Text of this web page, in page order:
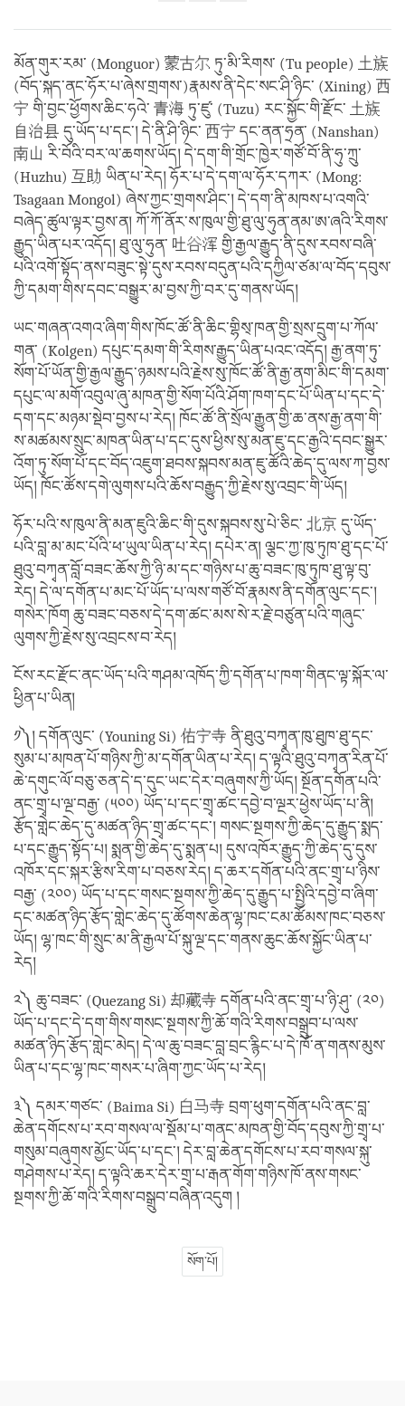
on
facebook
མོན་གུར་རམ་ (Monguor) 蒙古尔 ཏུ་མི་རིགས་ (Tu people) 土族
(བོད་སྐད་ནང་ཧོར་པ་ཞེས་གྲགས་)རྣམས་ནི་དེང་སང་ཤི་ཉིང་ (Xining) 西
宁 གི་བྱང་ཕྱོགས་ཆིང་ཧའེ་ 青海 ཏུ་ཛུ་ (Tuzu) རང་སྐྱོང་གི་རྫོང་ 土族
自治县 དུ་ཡོད་པ་དང་། དེ་ནི་ཤི་ཉིང་ 西宁 དང་ནན་ཧྲན་ (Nanshan)
南山 རི་བོའི་བར་ལ་ཆགས་ཡོད། དེ་དག་གི་གྲོང་ཁྱེར་གཙོ་བོ་ནི་ཧུ་ཀྲུ་
(Huzhu) 互助 ཡིན་པ་རེད། ཧོར་པ་དེ་དག་ལ་ཧོར་དཀར་ (Mong:
Tsagaan Mongol) ཞེས་ཀྱང་གྲགས་ཤིང་། དེ་དག་ནི་མཁས་པ་འགའི་
བཞེད་ཚུལ་ལྟར་བྱས་ན། ཀོ་ཀོ་ནོར་ས་ཁུལ་གྱི་ཐུ་ལུ་ཧུན་ནམ་ཨ་ཞའི་རིགས་
རྒྱུད་ཡིན་པར་འདོད། ཐུ་ལུ་ཧུན་ 吐谷浑 གྱི་རྒྱལ་རྒྱུད་ནི་དུས་རབས་བཞི་
པའི་འགོ་སྟོད་ནས་བཟུང་སྟེ་དུས་རབས་བདུན་པའི་དཀྱིལ་ཙམ་ལ་བོད་དབུས་
ཀྱི་དམག་གིས་དབང་བསྒྱུར་མ་བྱས་ཀྱི་བར་དུ་གནས་ཡོད།
ཡང་གཞན་འགའ་ཞིག་གིས་ཁོང་ཚོ་ནི་ཆིང་གྷིས྄་ཁན་གྱི་སྲས་དྲུག་པ་ཀོལ་
གན་ (Kolgen) དཔུང་དམག་གི་རིགས་རྒྱུད་ཡིན་པའང་འདོད། རྒྱ་ནག་ཏུ་
སོག་པོ་ཡོན་གྱི་རྒྱལ་རྒྱུད་ཉམས་པའི་རྗེས་སུ་ཁོང་ཚོ་ནི་རྒྱ་ནག་མིང་གི་དམག་
དཔུང་ལ་མགོ་འབུལ་ཞུ་མཁན་གྱི་སོག་པོའི་ཤོག་ཁག་དང་པོ་ཡིན་པ་དང་དེ་
དག་དང་མཉམ་སྡེབ་བྱས་པ་རེད། ཁོང་ཚོ་ནི་སྲོལ་རྒྱུན་གྱི་ཆ་ནས་རྒྱ་ནག་གི་
ས་མཚམས་སྲུང་མཁན་ཡིན་པ་དང་དུས་ཕྱིས་སུ་མན་ཇུ་དང་རྒྱའི་དབང་སྒྱུར་
འོག་ཏུ་སོག་པོ་དང་བོད་འཇུག་ཐབས་སྐབས་མན་ཇུ་ཚོའི་ཆེད་དུ་ལས་ཀ་བྱས་
ཡོད། ཁོང་ཚོས་དགེ་ལུགས་པའི་ཆོས་བརྒྱུད་ཀྱི་རྗེས་སུ་འབྲང་གི་ཡོད།
ཧོར་པའི་ས་ཁུལ་ནི་མན་ཇུའི་ཆིང་གི་དུས་སྐབས་སུ་པེ་ཅིང་ 北京 དུ་ཡོད་
པའི་བླ་མ་མང་པོའི་ཕ་ཡུལ་ཡིན་པ་རེད། དཔེར་ན། ལྕང་ཀྱ་ཁུ་ཏུཁ་ཐུ་དང་པོ་
ཐུའུ་བཀྭན་བློ་བཟང་ཆོས་ཀྱི་ཉི་མ་དང་གཉིས་པ་ཆུ་བཟང་ཁུ་ཏུཁ་ཐུ་ལྟ་བུ་
རེད། དེ་ལ་དགོན་པ་མང་པོ་ཡོད་པ་ལས་གཙོ་བོ་རྣམས་ནི་དགོན་ལུང་དང་།
གསེར་ཁོག ཆུ་བཟང་བཅས་དེ་དག་ཚང་མས་སེ་ར་རྗེ་བཙུན་པའི་གཞུང་
ལུགས་ཀྱི་རྗེས་སུ་འབྲངས་བ་རེད།
ངོས་རང་རྫོང་ནང་ཡོད་པའི་གཤམ་འཁོད་ཀྱི་དགོན་པ་ཁག་གིནང་ལྟ་སྐོར་ལ་
ཕྱིན་པ་ཡིན།
༡༽། དགོན་ལུང་ (Youning Si) 佑宁寺 ནི་ཐུའུ་བཀྭན་ཁུ་ཐུཁ་ཐུ་དང་
སུམ་པ་མཁན་པོ་གཉིས་ཀྱི་མ་དགོན་ཡིན་པ་རེད། ད་ལྟའི་ཐུའུ་བཀྭན་རིན་པོ་
ཆེ་དགུང་ལོ་བཅུ་ཅན་དེ་ད་དུང་ཡང་དེར་བཞུགས་ཀྱི་ཡོད། སྔོན་དགོན་པའི་
ནང་གྲྭ་པ་ལྔ་བརྒྱ་ (༥༠༠) ཡོད་པ་དང་གྲྭ་ཚང་དབྱེ་བ་ལྔར་ཕྱེས་ཡོད་པ་ནི།
རྩོད་གླེང་ཆེད་དུ་མཚན་ཉིད་གྲྭ་ཚང་དང་། གསང་སྔགས་ཀྱི་ཆེད་དུ་རྒྱུད་སྨད་
པ་དང་རྒྱུད་སྟོད་པ། སྨན་གྱི་ཆེད་དུ་སྨན་པ། དུས་འཁོར་རྒྱུད་ཀྱི་ཆེད་དུ་དུས་
འཁོར་དང་སྐར་རྩིས་རིག་པ་བཅས་རེད། ད་ཆར་དགོན་པའི་ནང་གྲྭ་པ་ཉིས་
བརྒྱ་ (༢༠༠) ཡོད་པ་དང་གསང་སྔགས་ཀྱི་ཆེད་དུ་རྒྱུད་པ་སྤྱིའི་དབྱེ་བ་ཞིག་
དང་མཚན་ཉིད་རྩོད་གླེང་ཆེད་དུ་ཚོགས་ཆེན་ལྷ་ཁང་ངམ་ཚོམས་ཁང་བཅས་
ཡོད། ལྷ་ཁང་གི་སྲུང་མ་ནི་རྒྱལ་པོ་སྐུ་ལྔ་དང་གནས་ཆུང་ཆོས་སྐྱོང་ཡིན་པ་
རེད།
༢༽ ཆུ་བཟང་ (Quezang Si) 却藏寺 དགོན་པའི་ནང་གྲྭ་པ་ཉི་ཤུ་ (༢༠)
ཡོད་པ་དང་དེ་དག་གིས་གསང་སྔགས་ཀྱི་ཆོ་གའི་རིགས་བསྒྲུབ་པ་ལས་
མཚན་ཉིད་རྩོད་གླེང་མེད། དེ་ལ་ཆུ་བཟང་བླ་བྲང་རྙིང་པ་དེ་ཁོ་ན་གནས་མུས་
ཡིན་པ་དང་ལྷ་ཁང་གསར་པ་ཞིག་ཀྱང་ཡོད་པ་རེད།
༣༽ དམར་གཙང་ (Baima Si) 白马寺 བྲག་ཕུག་དགོན་པའི་ནང་བླ་
ཆེན་དགོངས་པ་རབ་གསལ་ལ་སྡོམ་པ་གནང་མཁན་གྱི་བོད་དབུས་ཀྱི་གྲྭ་པ་
གསུམ་བཞུགས་མྱོང་ཡོད་པ་དང་། དེར་བླ་ཆེན་དགོངས་པ་རབ་གསལ་སྐུ་
གཤེགས་པ་རེད། ད་ལྟའི་ཆར་དེར་གྲྭ་པ་རྒན་གོག་གཉིས་ཁོ་ནས་གསང་
སྔགས་ཀྱི་ཆོ་གའི་རིགས་བསྒྲུབ་བཞིན་འདུག །
སོག་པོ།